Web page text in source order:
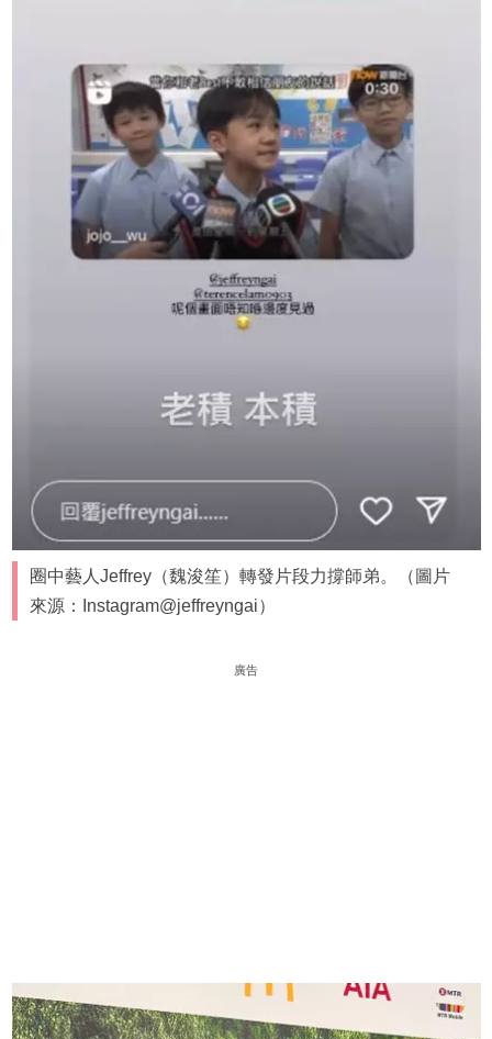
圈中藝人Jeffrey（魏浚笙）轉發片段力撐師弟。（圖片
來源：Instagram@jeffreyngai）
廣告